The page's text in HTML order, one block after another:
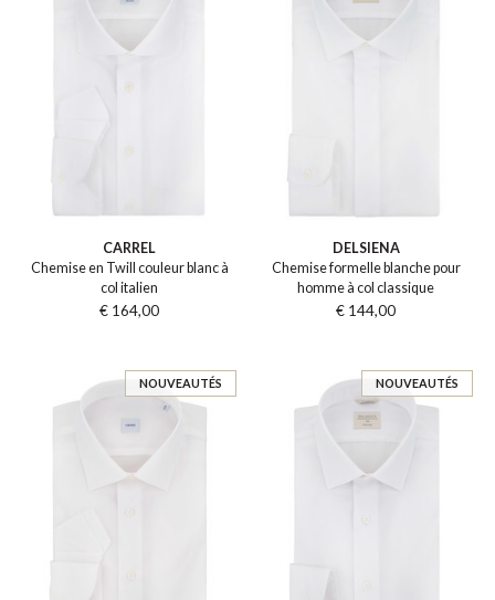
CARREL
Chemise en Twill couleur blanc à
col italien
€ 164,00
DELSIENA
Chemise formelle blanche pour
homme à col classique
€ 144,00
NOUVEAUTÉS NOUVEAUTÉS